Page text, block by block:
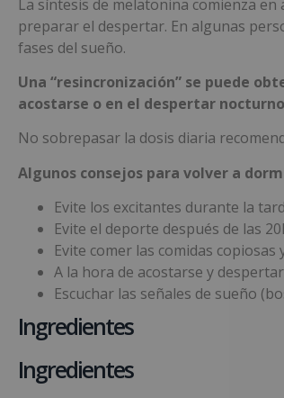
La síntesis de melatonina comienza
preparar el despertar. En algunas
fases del sueño.
Una “resincronización” se puede
acostarse o en el despertar
No sobrepasar la dosis diaria
Algunos consejos para volver a
Evite los excitantes durante la
Evite el deporte después de las
Evite comer las comidas
A la hora de acostarse y
Escuchar las señales de sueño
Ingredientes
Ingredientes